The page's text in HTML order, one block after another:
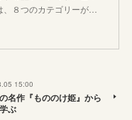
８つのカテゴリーが…
15:00
名作『もののけ姫』から
ぶ